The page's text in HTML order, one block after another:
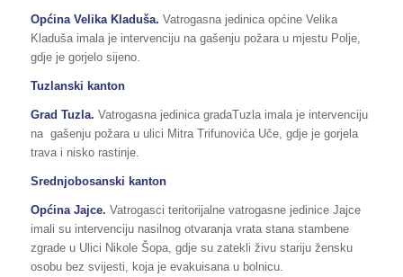
Općina Velika Kladuša. Vatrogasna jedinica općine Velika
Kladuša imala je intervenciju na gašenju požara u mjestu Polje,
gdje je gorjelo sijeno.
Tuzlanski kanton
Grad Tuzla. Vatrogasna jedinica gradaTuzla imala je intervenciju
na gašenju požara u ulici Mitra Trifunovića Uče, gdje je gorjela
trava i nisko rastinje.
Srednjobosanski kanton
Općina Jajce. Vatrogasci teritorijalne vatrogasne jedinice Jajce
imali su intervenciju nasilnog otvaranja vrata stana stambene
zgrade u Ulici Nikole Šopa, gdje su zatekli živu stariju žensku
osobu bez svijesti, koja je evakuisana u bolnicu.